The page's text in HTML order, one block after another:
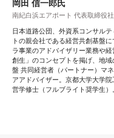
岡田 信一郎氏
南紀白浜エアポート 代表取締役
日本道路公団、外資系コンサル
トの親会社である経営共創基盤
ラ事業のアドバイザリー業務や
創生」のコンセプトを掲げ、地
盤 共同経営者（パートナー）マ
アアドバイザー。京都大学大学
営学修士（フルブライト奨学生）